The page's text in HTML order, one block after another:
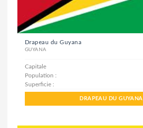
Drapeau du Guyana
GUYANA
Capitale
Population :
Superficie :
DRAPEAU DU GUYANA